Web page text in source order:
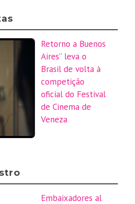
Retorno a Buenos
Aires” leva o
Brasil de volta à
competição
oficial do Festival
de Cinema de
Veneza
Embaixadores al